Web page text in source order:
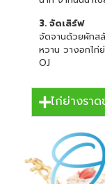
3. จัดเสิร์ฟ
จัดจานด้วยผักส
หวาน วางอกไก่
OJ
ไก่ย่างรา